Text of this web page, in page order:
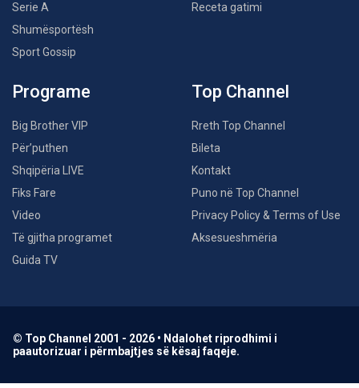
Serie A
Shumësportësh
Sport Gossip
Receta gatimi
Programe
Big Brother VIP
Për’puthen
Shqipëria LIVE
Fiks Fare
Video
Të gjitha programet
Guida TV
Top Channel
Rreth Top Channel
Bileta
Kontakt
Puno në Top Channel
Privacy Policy & Terms of Use
Aksesueshmëria
© Top Channel 2001 - 2026 • Ndalohet riprodhimi i
paautorizuar i përmbajtjes së kësaj faqeje.